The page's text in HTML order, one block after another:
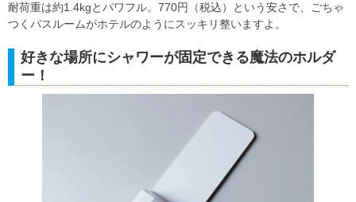
耐荷重は約1.4kgとパワフル。770円（税込）という安さで、ごちゃ
つくバスルームがホテルのようにスッキリ整いますよ。
好きな場所にシャワーが固定できる魔法のホルダ
ー！